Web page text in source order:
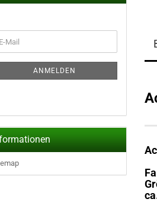
E-
ANMELDEN